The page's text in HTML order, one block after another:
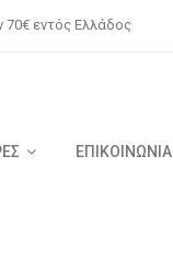
εντός Ελλάδος
ΕΠΙΚΟΙΝΩΝΙΑ